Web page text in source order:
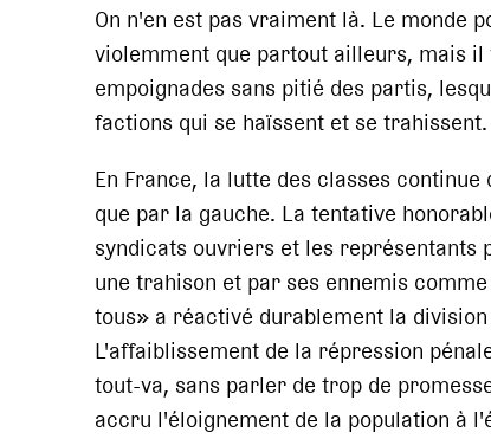
On n'en est pas vraiment là. Le monde
violemment que partout ailleurs, mais
empoignades sans pitié des partis,
factions qui se haïssent et se trahissent.
En France, la lutte des classes
que par la gauche. La tentative
syndicats ouvriers et les représentants
une trahison et par ses ennemis
tous» a réactivé durablement la
L'affaiblissement de la répression
tout-va, sans parler de trop de
accru l'éloignement de la population à